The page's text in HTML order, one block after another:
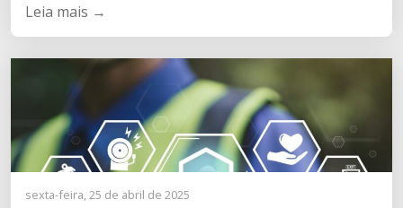
Leia mais →
sexta-feira, 25 de abril de 2025